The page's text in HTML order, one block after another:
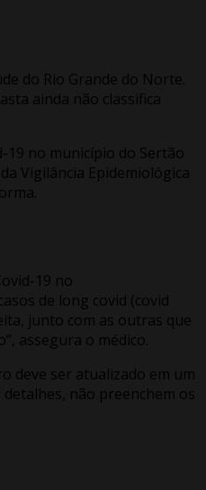
do Rio Grande do Norte.
ainda não classifica
19 no município do Sertão
Vigilância Epidemiológica
19 no
de long covid (covid
junto com as outras que
assegura o médico.
deve ser atualizado em um
não preenchem os